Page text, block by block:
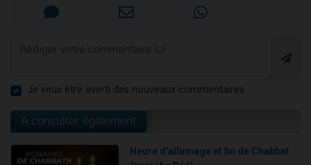
Je veux être averti des nouveaux commentaires
A consulter également
Heure d'allumage et fin de Chabbat